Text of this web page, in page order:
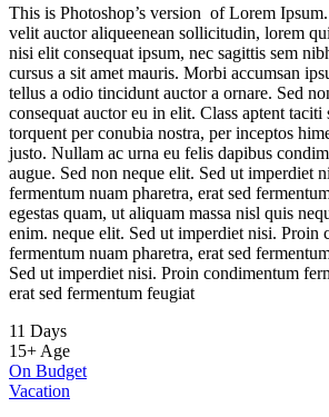
Oriental Bliss
Amazing Tour
This is Photoshop’s version of Lorem
velit auctor aliqueenean sollicitudin, lorem
nisi elit consequat ipsum, nec sagittis sem
cursus a sit amet mauris. Morbi accumsan
tellus a odio tincidunt auctor a ornare. Sed
consequat auctor eu in elit. Class aptent taciti
torquent per conubia nostra, per inceptos
justo. Nullam ac urna eu felis dapibus
augue. Sed non neque elit. Sed ut imperdiet
fermentum nuam pharetra, erat sed
egestas quam, ut aliquam massa nisl quis
enim. neque elit. Sed ut imperdiet nisi. Proin
fermentum nuam pharetra, erat sed
Sed ut imperdiet nisi. Proin condimentum
erat sed fermentum feugiat
11 Days
15+ Age
On Budget
Vacation